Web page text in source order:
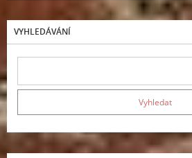
VYHLEDÁVÁNÍ